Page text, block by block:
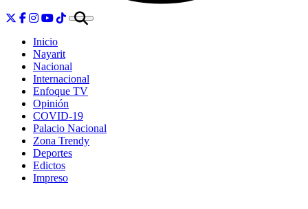
Inicio
Nayarit
Nacional
Internacional
Enfoque TV
Opinión
COVID-19
Palacio Nacional
Zona Trendy
Deportes
Edictos
Impreso